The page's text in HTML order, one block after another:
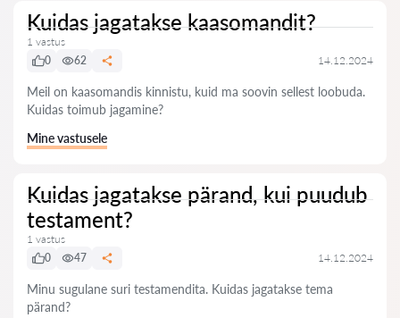
Kuidas jagatakse kaasomandit?
1 vastus
0
62 14.12.2024
Meil on kaasomandis kinnistu, kuid ma soovin sellest loobuda.
Kuidas toimub jagamine?
Mine vastusele
Kuidas jagatakse pärand, kui puudub
testament?
1 vastus
0
47 14.12.2024
Minu sugulane suri testamendita. Kuidas jagatakse tema
pärand?